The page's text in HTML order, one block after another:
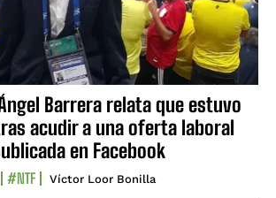
Barrera relata que estuvo
acudir a una oferta laboral
en Facebook
#NTF Víctor Loor Bonilla